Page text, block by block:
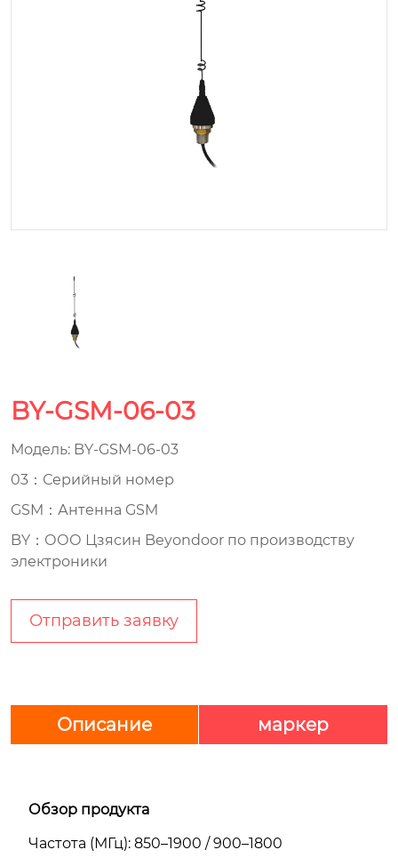
BY-GSM-06-03
Модель: BY-GSM-06-03
03：Серийный номер
GSM：Антенна GSM
BY：ООО Цзясин Beyondoor по производству
электроники
Отправить заявку
Описание маркер
Обзор продукта
Частота (МГц): 850–1900 / 900–1800